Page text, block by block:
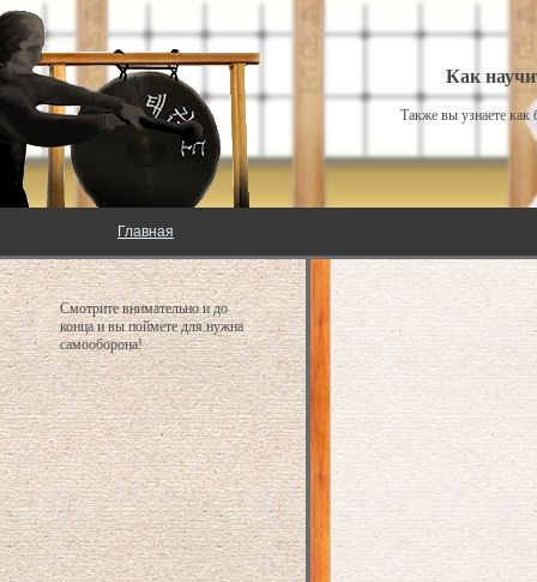
Как
Также вы узнаете
Главная
Смотрите внимательно и до
конца и вы поймете для нужна
самооборона!